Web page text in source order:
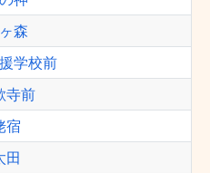
森
学校前
寺前
宿
田